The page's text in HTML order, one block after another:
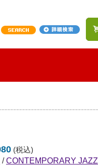
(税込)
/ CONTEMPORARY JAZZ